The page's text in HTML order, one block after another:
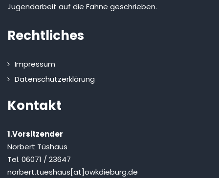
Jugendarbeit auf die Fahne geschrieben.
Rechtliches
Impressum
Datenschutzerklärung
Kontakt
1.Vorsitzender
Norbert Tüshaus
Tel. 06071 / 23647
norbert.tueshaus[at]owkdieburg.de